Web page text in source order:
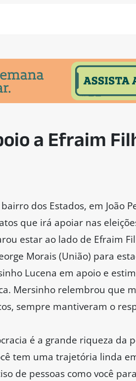
a Efraim
dos Estados, em João
que irá apoiar nas
estar ao lado de Efraim
Morais (União) para
Lucena em apoio e
Mersinho relembrou que
sempre mantiveram o
é a grande riqueza da
tem uma trajetória linda
de pessoas como você